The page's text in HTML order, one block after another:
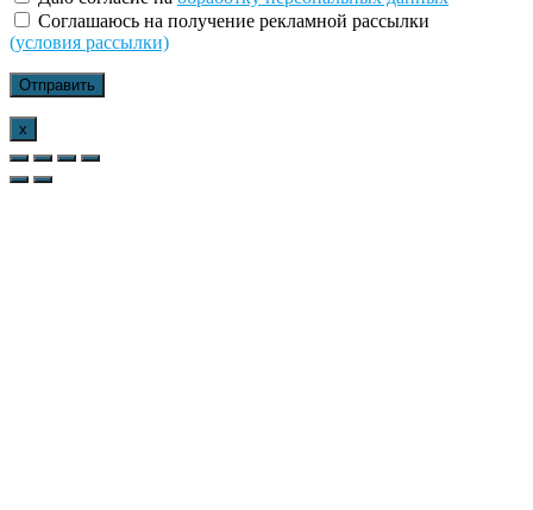
Соглашаюсь на получение рекламной рассылки
(условия рассылки)
x